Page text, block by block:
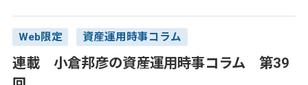
Web限定 資産運用時事コラム
連載 小倉邦彦の資産運用時事コラム 第39